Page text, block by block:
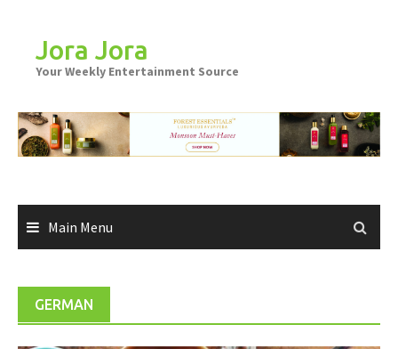
contentJora Jora
Your Weekly Entertainment Source
Main Menu
GERMAN